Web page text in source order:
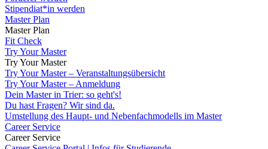
Stipendiat*in werden
Master Plan
Master Plan
Fit Check
Try Your Master
Try Your Master
Try Your Master – Veranstaltungsübersicht
Try Your Master – Anmeldung
Dein Master in Trier: so geht's!
Du hast Fragen? Wir sind da.
Umstellung des Haupt- und Nebenfachmodells im Master
Career Service
Career Service